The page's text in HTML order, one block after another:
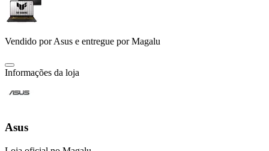
Vendido porAsus e entregue por Magalu
Informações da loja
Asus